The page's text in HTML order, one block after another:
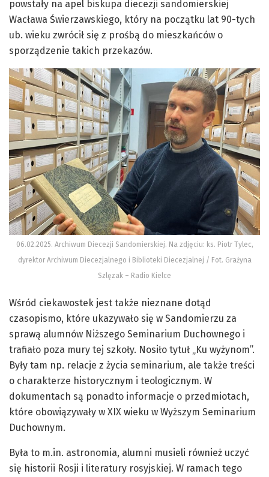
powstały na apel biskupa diecezji sandomierskiej
Wacława Świerzawskiego, który na początku lat 90-tych
ub. wieku zwrócił się z prośbą do mieszkańców o
sporządzenie takich przekazów.
06.02.2025. Archiwum Diecezji Sandomierskiej. Na zdjęciu: ks. Piotr Tylec,
dyrektor Archiwum Diecezjalnego i Biblioteki Diecezjalnej / Fot. Grażyna
Szlęzak – Radio Kielce
Wśród ciekawostek jest także nieznane dotąd
czasopismo, które ukazywało się w Sandomierzu za
sprawą alumnów Niższego Seminarium Duchownego i
trafiało poza mury tej szkoły. Nosiło tytuł „Ku wyżynom”.
Były tam np. relacje z życia seminarium, ale także treści
o charakterze historycznym i teologicznym. W
dokumentach są ponadto informacje o przedmiotach,
które obowiązywały w XIX wieku w Wyższym Seminarium
Duchownym.
Była to m.in. astronomia, alumni musieli również uczyć
się historii Rosji i literatury rosyjskiej. W ramach tego